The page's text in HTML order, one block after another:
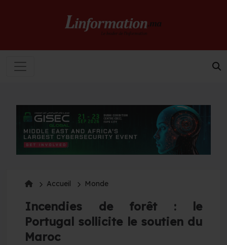
Accueil Monde
Incendies de forêt : le
Portugal sollicite le soutien du
Maroc